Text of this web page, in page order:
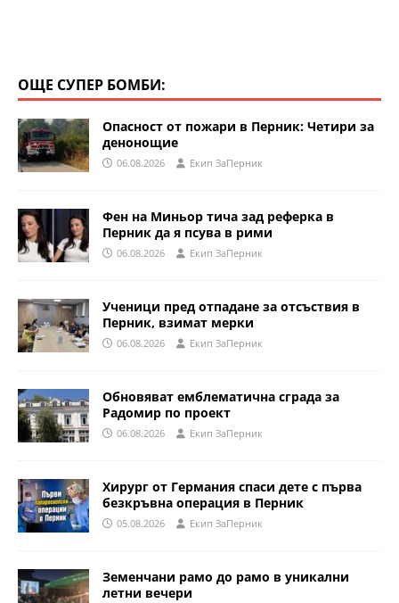
ОЩЕ СУПЕР БОМБИ:
Опасност от пожари в Перник: Четири за
денонощие
06.08.2026 Eкип ЗаПерник
Фен на Миньор тича зад реферка в
Перник да я псува в рими
06.08.2026 Eкип ЗаПерник
Ученици пред отпадане за отсъствия в
Перник, взимат мерки
06.08.2026 Eкип ЗаПерник
Обновяват емблематична сграда за
Радомир по проект
06.08.2026 Eкип ЗаПерник
Хирург от Германия спаси дете с първа
безкръвна операция в Перник
05.08.2026 Eкип ЗаПерник
Земенчани рамо до рамо в уникални
летни вечери